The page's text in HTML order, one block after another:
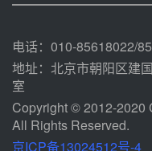
电话：010-85618022/
地址：北京市朝阳区建
室
Copyright © 2012-2020
All Rights Reserved.
京ICP备13024512号-4